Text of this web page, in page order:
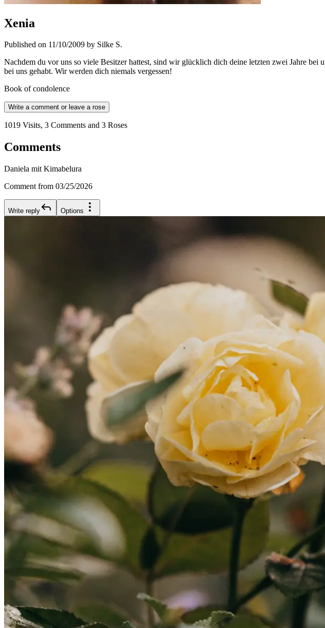
Xenia
Published on 11/10/2009 by Silke S.
Nachdem du vor uns so viele Besitzer hattest, sind wir glücklich dich deine letzten zwei Jahre bei
bei uns gehabt. Wir werden dich niemals vergessen!
Book of condolence
Write a comment or leave a rose
1019 Visits, 3 Comments and 3 Roses
Comments
Daniela mit Kimabelura
Comment from 03/25/2026
Write reply Options